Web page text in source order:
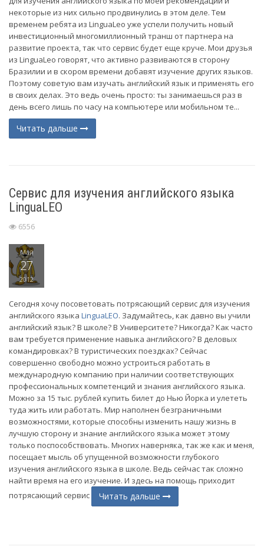
некоторые из них сильно продвинулись в этом деле. Тем
временем ребята из LinguaLeo уже успели получить новый
инвестиционный многомиллионный транш от партнера на
развитие проекта, так что сервис будет еще круче. Мои друзья
из LinguaLeo говорят, что активно развиваются в сторону
Бразилии и в скором времени добавят изучение других языков.
Поэтому советую вам изучать английский язык и применять его
в своих делах. Это ведь очень просто: ты занимаешься раз в
день всего лишь по часу на компьютере или мобильном те...
Читать дальше
Сервис для изучения английского языка
LinguaLEO
6556
Май
27
2012
Сегодня хочу посоветовать потрясающий сервис для изучения
английского языка LinguaLEO. Задумайтесь, как давно вы учили
английский язык? В школе? В Университете? Никогда? Как часто
вам требуется применение навыка английского? В деловых
командировках? В туристических поездках? Сейчас
совершенно свободно можно устроиться работать в
международную компанию при наличии соответствующих
профессиональных компетенций и знания английского языка.
Можно за 15 тыс. рублей купить билет до Нью Йорка и улететь
туда жить или работать. Мир наполнен безграничными
возможностями, которые способны изменить нашу жизнь в
лучшую сторону и знание английского языка может этому
только поспособствовать. Многих наверняка, так же как и меня,
посещает мысль об упущенной возможности глубокого
изучения английского языка в школе. Ведь сейчас так сложно
найти время на его изучение. И здесь на помощь приходит
потрясающий сервис
Читать дальше